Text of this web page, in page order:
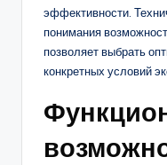
эффективности.
понимания
позволяет выбрать
конкретных условий